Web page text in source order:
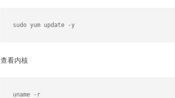
sudo yum update -y
查看内核
uname -r